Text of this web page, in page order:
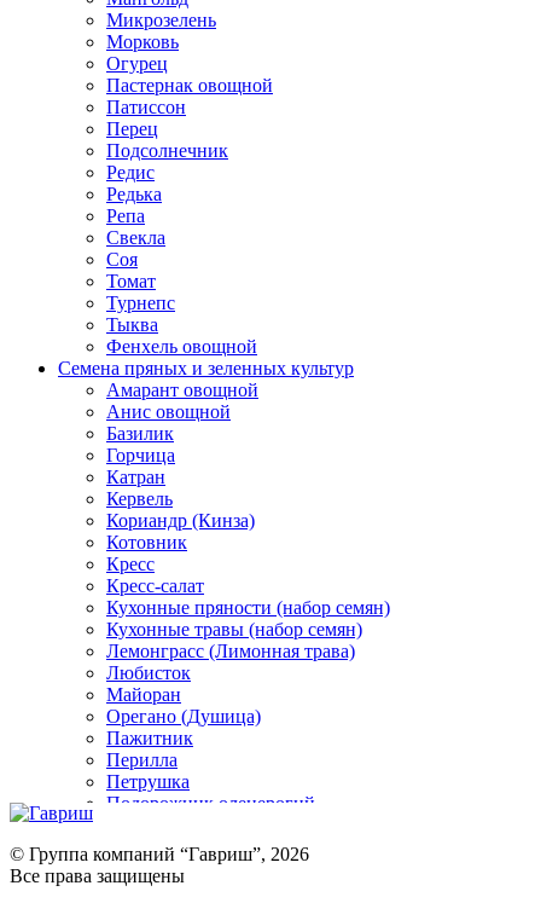
Микрозелень
Морковь
Огурец
Пастернак овощной
Патиссон
Перец
Подсолнечник
Редис
Редька
Репа
Свекла
Соя
Томат
Турнепс
Тыква
Фенхель овощной
Семена пряных и зеленных культур
Амарант овощной
Анис овощной
Базилик
Горчица
Катран
Кервель
Кориандр (Кинза)
Котовник
Кресс
Кресс-салат
Кухонные пряности (набор семян)
Кухонные травы (набор семян)
Лемонграсс (Лимонная трава)
Любисток
Майоран
Орегано (Душица)
Пажитник
Перилла
Петрушка
Подорожник оленерогий
Ревень
Рукола
Рута
© Группа компаний “Гавриш”, 2026
Все права защищены